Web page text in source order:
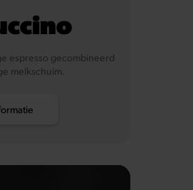
espresso gecombineerd
melkschuim.